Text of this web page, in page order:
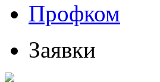
Профком
Заявки